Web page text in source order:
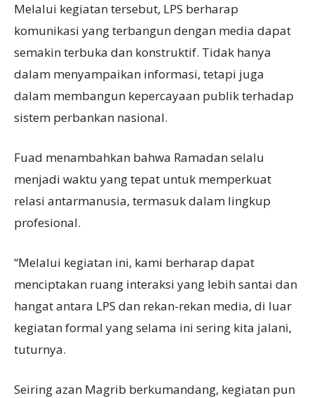
Melalui kegiatan tersebut, LPS berharap
komunikasi yang terbangun dengan media dapat
semakin terbuka dan konstruktif. Tidak hanya
dalam menyampaikan informasi, tetapi juga
dalam membangun kepercayaan publik terhadap
sistem perbankan nasional.
Fuad menambahkan bahwa Ramadan selalu
menjadi waktu yang tepat untuk memperkuat
relasi antarmanusia, termasuk dalam lingkup
profesional.
“Melalui kegiatan ini, kami berharap dapat
menciptakan ruang interaksi yang lebih santai dan
hangat antara LPS dan rekan-rekan media, di luar
kegiatan formal yang selama ini sering kita jalani,
tuturnya.
Seiring azan Magrib berkumandang, kegiatan pun